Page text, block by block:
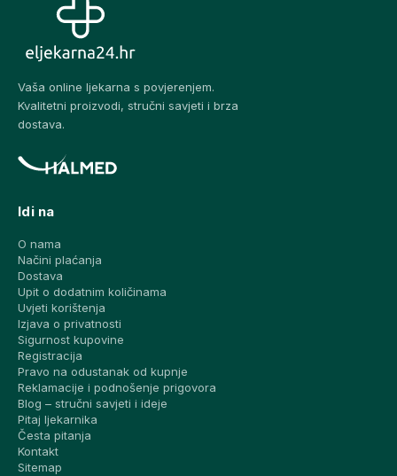
Vaša online ljekarna s povjerenjem.
Kvalitetni proizvodi, stručni savjeti i brza
dostava.
Idi na
O nama
Načini plaćanja
Dostava
Upit o dodatnim količinama
Uvjeti korištenja
Izjava o privatnosti
Sigurnost kupovine
Registracija
Pravo na odustanak od kupnje
Reklamacije i podnošenje prigovora
Blog – stručni savjeti i ideje
Pitaj ljekarnika
Česta pitanja
Kontakt
Sitemap